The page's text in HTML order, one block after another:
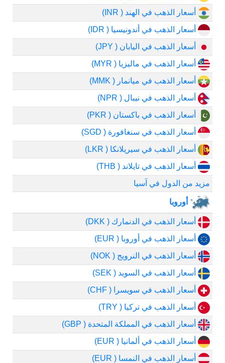
أسعار الذهب في الهند ( INR)
أسعار الذهب في أندونيسيا ( IDR)
أسعار الذهب في اليابان ( JPY)
أسعار الذهب في ماليزيا ( MYR)
أسعار الذهب في ميانمار ( MMK)
أسعار الذهب في نيبال ( NPR)
أسعار الذهب في باكستان ( PKR)
أسعار الذهب في سنغافورة ( SGD)
أسعار الذهب في سيريلانكا ( LKR)
أسعار الذهب في تايلاند ( THB)
مزيد من الدول في آسيا
أوروبا
أسعار الذهب في الدنمارك ( DKK)
أسعار الذهب في أوروبا ( EUR)
أسعار الذهب في النرويج ( NOK)
أسعار الذهب في السويد ( SEK)
أسعار الذهب في سويسرا ( CHF)
أسعار الذهب في تركيا ( TRY)
أسعار الذهب في المملكة المتحدة ( GBP)
أسعار الذهب في ألمانيا ( EUR)
أسعار الذهب في النمسا ( EUR)